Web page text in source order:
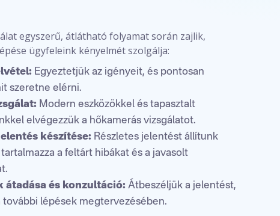
egyszerű, átlátható folyamat során zajlik,
ügyfeleink kényelmét szolgálja:
Egyeztetjük az igényeit, és pontosan
szeretne elérni.
Modern eszközökkel és tapasztalt
elvégezzük a hőkamerás vizsgálatot.
készítése: Részletes jelentést állítunk
a feltárt hibákat és a javasolt
átadása és konzultáció: Átbeszéljük a jelentést,
további lépések megtervezésében.